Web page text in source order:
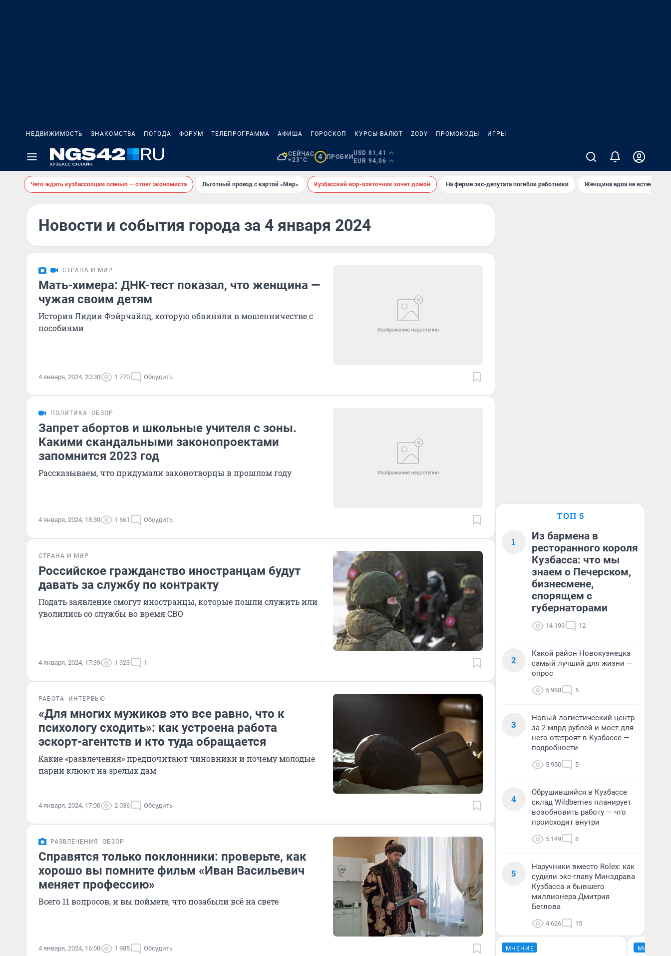
НЕДВИЖИМОСТЬ ЗНАКОМСТВА ПОГОДА ФОРУМ ТЕЛЕПРОГРАММА АФИША ГОРОСКОП КУРСЫ ВАЛЮТ ZODY ПРОМОКОДЫ ИГРЫ
СЕЙЧАС
+23°C
4 ПРОБКИ
USD 81,41
EUR 94,06
Чего ждать кузбассовцам осенью — ответ экономиста Льготный проезд с картой «Мир» Кузбасский мэр-взяточник хочет домой На ферме экс-депутата погибли работники Женщина едва не истекла
Новости и события города за 4 января 2024
СТРАНА И МИР
Мать-химера: ДНК-тест показал, что женщина —
чужая своим детям
История Лидии Фэйрчайлд, которую обвиняли в мошенничестве с
пособиями
4 января, 2024, 20:30 1 770 Обсудить
ПОЛИТИКА ОБЗОР
Запрет абортов и школьные учителя с зоны.
Какими скандальными законопроектами
запомнится 2023 год
Рассказываем, что придумали законотворцы в прошлом году
4 января, 2024, 18:30 1 661 Обсудить
СТРАНА И МИР
Российское гражданство иностранцам будут
давать за службу по контракту
Подать заявление смогут иностранцы, которые пошли служить или
уволились со службы во время СВО
4 января, 2024, 17:39 1 923 1
РАБОТА ИНТЕРВЬЮ
«Для многих мужиков это все равно, что к
психологу сходить»: как устроена работа
эскорт-агентств и кто туда обращается
Какие «развлечения» предпочитают чиновники и почему молодые
парни клюют на зрелых дам
4 января, 2024, 17:00 2 036 Обсудить
РАЗВЛЕЧЕНИЯ ОБЗОР
Справятся только поклонники: проверьте, как
хорошо вы помните фильм «Иван Васильевич
меняет профессию»
Всего 11 вопросов, и вы поймете, что позабыли всё на свете
4 января, 2024, 16:00 1 985 Обсудить
ТОП 5
1
Из бармена в
ресторанного короля
Кузбасса: что мы
знаем о Печерском,
бизнесмене,
спорящем с
губернаторами
14 199 12
2
Какой район Новокузнецка
самый лучший для жизни —
опрос
5 988 5
3
Новый логистический центр
за 2 млрд рублей и мост для
него отстроят в Кузбассе —
подробности
5 950 5
4
Обрушившийся в Кузбассе
склад Wildberries планирует
возобновить работу — что
происходит внутри
5 149 8
5
Наручники вместо Rolex: как
судили экс-главу Минздрава
Кузбасса и бывшего
миллионера Дмитрия
Беглова
4 626 15
МНЕНИЕ МНЕНИЕ